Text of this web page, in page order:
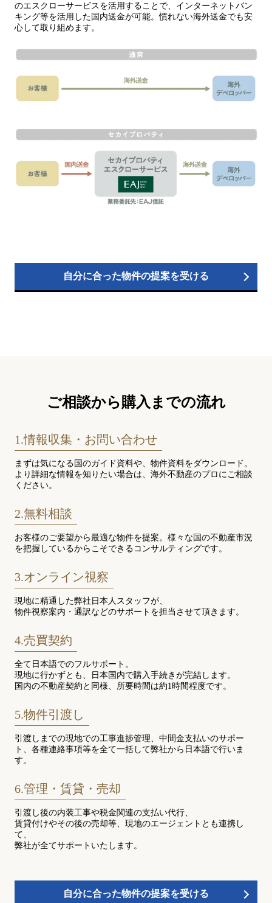
のエスクローサービスを活用することで、インターネットバン
キング等を活用した国内送金が可能。慣れない海外送金でも安
心して取り組めます。
自分に合った物件の提案を受ける
ご相談から購入までの流れ
1.情報収集・お問い合わせ
まずは気になる国のガイド資料や、物件資料をダウンロード。
より詳細な情報を知りたい場合は、海外不動産のプロにご相談
ください。
2.無料相談
お客様のご要望から最適な物件を提案。様々な国の不動産市況
を把握しているからこそできるコンサルティングです。
3.オンライン視察
現地に精通した弊社日本人スタッフが、
物件視察案内・通訳などのサポートを担当させて頂きます。
4.売買契約
全て日本語でのフルサポート。
現地に行かずとも、日本国内で購入手続きが完結します。
国内の不動産契約と同様、所要時間は約1時間程度です。
5.物件引渡し
引渡しまでの現地での工事進捗管理、中間金支払いのサポー
ト、各種連絡事項等を全て一括して弊社から日本語で行いま
す。
6.管理・賃貸・売却
引渡し後の内装工事や税金関連の支払い代行、
賃貸付けやその後の売却等、現地のエージェントとも連携し
て、
弊社が全てサポートいたします。
自分に合った物件の提案を受ける